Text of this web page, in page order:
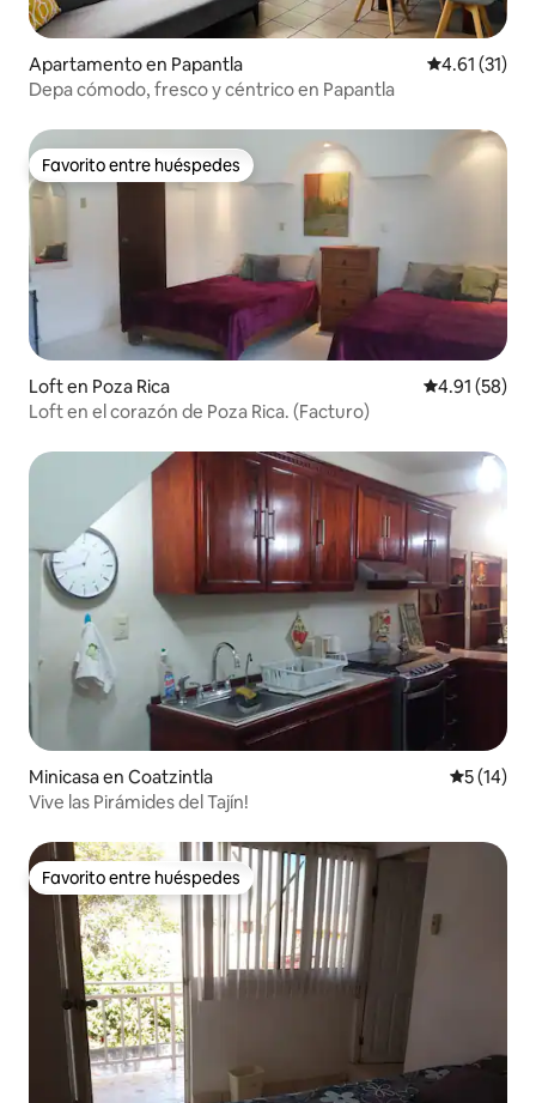
Apartamento en Papantla Calificación
4.61 (31)
Depa cómodo, fresco y céntrico en Papantla
Favorito entre huéspedes
Favorito entre huéspedes
Loft en Poza Rica Calificación
4.91 (58)
Loft en el corazón de Poza Rica. (Facturo)
Minicasa en Coatzintla
5 (14)
Vive las Pirámides del Tajín!
Favorito entre huéspedes
Favorito entre huéspedes